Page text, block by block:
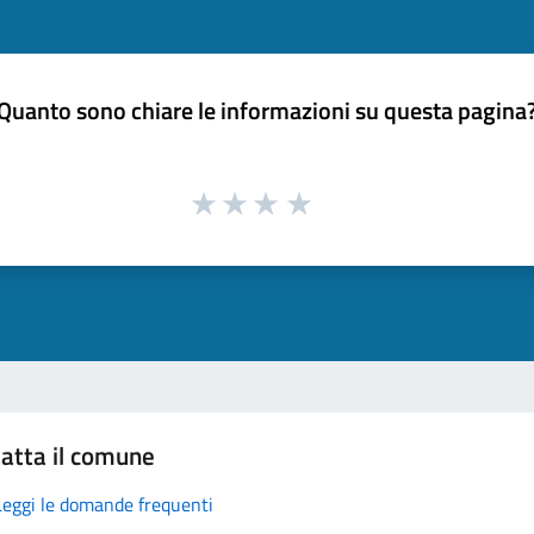
sono chiare le informazioni su questa
il comune
le domande frequenti